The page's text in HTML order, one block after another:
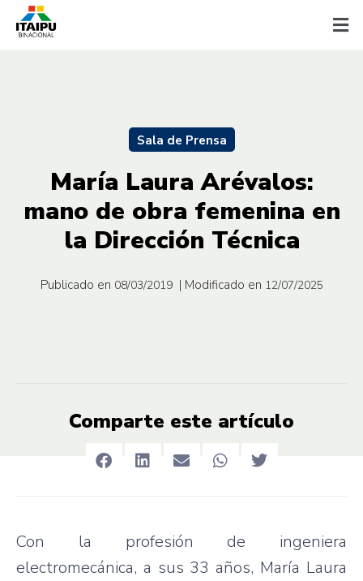
Sala de Prensa
María Laura Arévalos:
mano de obra femenina en
la Dirección Técnica
Publicado en 08/03/2019 | Modificado en 12/07/2025
Comparte este artículo
Con la profesión de ingeniera
electromecánica, a sus 33 años, María Laura